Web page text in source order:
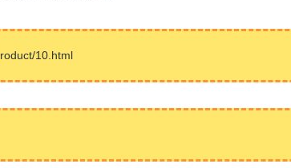
10.html